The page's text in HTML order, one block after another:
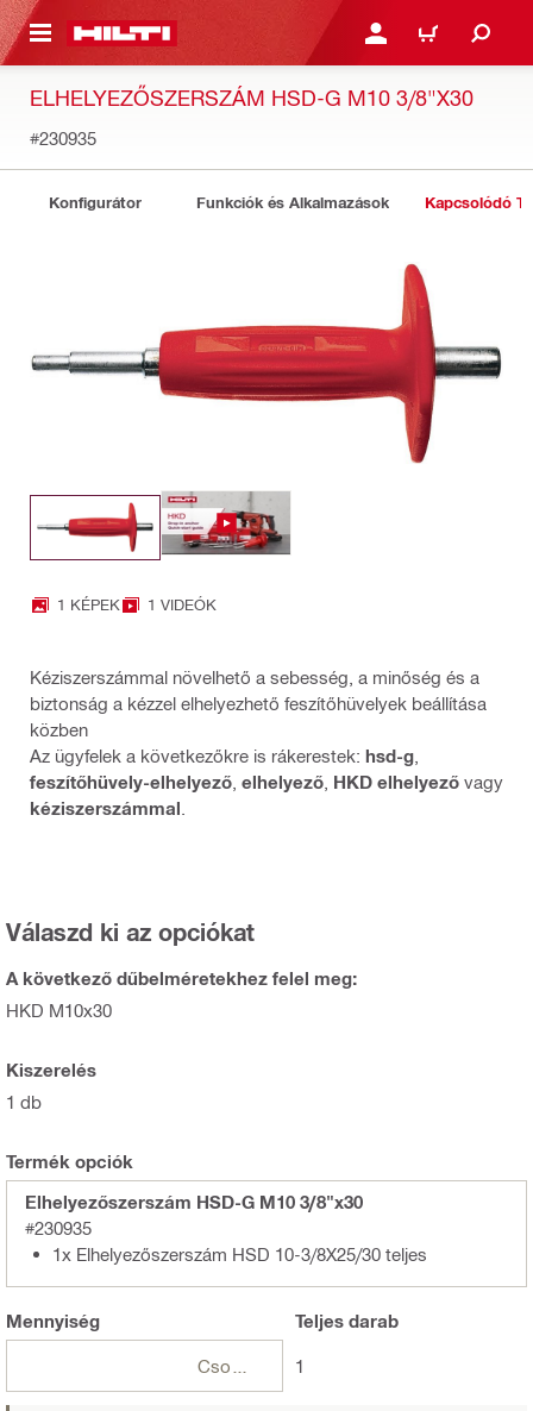
TARTALOMRA BEJELENTKEZÉS VAGY
KOSÁR
ELHELYEZŐSZERSZÁM HSD-G M10 3/8"X30
#230935
Konfigurátor Funkciók és Alkalmazások Kapcsolódó
1 KÉPEK 1 VIDEÓK
Kéziszerszámmal növelhető a sebesség, a minőség és a
biztonság a kézzel elhelyezhető feszítőhüvelyek beállítása
közben
Az ügyfelek a következőkre is rákerestek: hsd-g
feszítőhüvely-elhelyező elhelyező HKD elhelyező vagy
kéziszerszámmal
Válaszd ki az opciókat
A következő dűbelméretekhez felel meg:
HKD M10x30
Kiszerelés
1 db
Termék opciók
Elhelyezőszerszám HSD-G M10 3/8"x30
#230935
1x Elhelyezőszerszám HSD 10-3/8X25/30 teljes
Mennyiség Teljesdarab
1